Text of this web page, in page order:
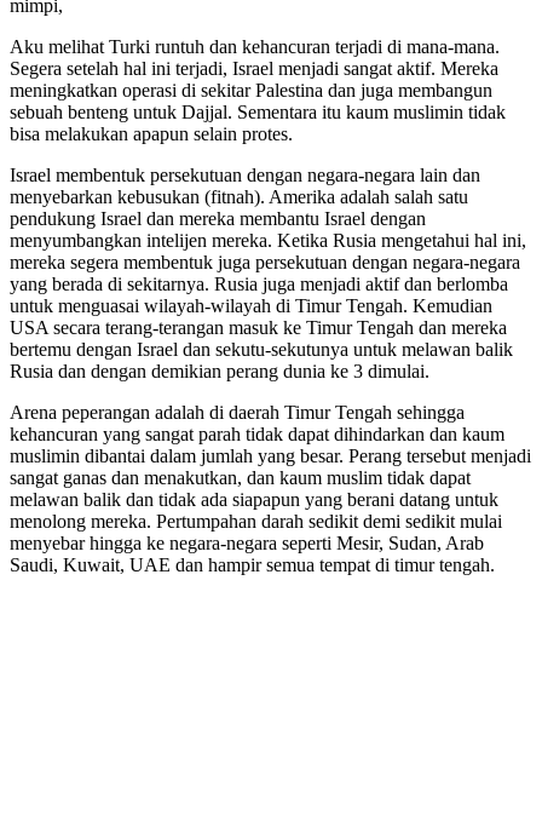
mimpi,
Aku melihat Turki runtuh dan kehancuran terjadi di mana-mana.
Segera setelah hal ini terjadi, Israel menjadi sangat aktif. Mereka
meningkatkan operasi di sekitar Palestina dan juga membangun
sebuah benteng untuk Dajjal. Sementara itu kaum muslimin tidak
bisa melakukan apapun selain protes.
Israel membentuk persekutuan dengan negara-negara lain dan
menyebarkan kebusukan (fitnah). Amerika adalah salah satu
pendukung Israel dan mereka membantu Israel dengan
menyumbangkan intelijen mereka. Ketika Rusia mengetahui hal ini,
mereka segera membentuk juga persekutuan dengan negara-negara
yang berada di sekitarnya. Rusia juga menjadi aktif dan berlomba
untuk menguasai wilayah-wilayah di Timur Tengah. Kemudian
USA secara terang-terangan masuk ke Timur Tengah dan mereka
bertemu dengan Israel dan sekutu-sekutunya untuk melawan balik
Rusia dan dengan demikian perang dunia ke 3 dimulai.
Arena peperangan adalah di daerah Timur Tengah sehingga
kehancuran yang sangat parah tidak dapat dihindarkan dan kaum
muslimin dibantai dalam jumlah yang besar. Perang tersebut menjadi
sangat ganas dan menakutkan, dan kaum muslim tidak dapat
melawan balik dan tidak ada siapapun yang berani datang untuk
menolong mereka. Pertumpahan darah sedikit demi sedikit mulai
menyebar hingga ke negara-negara seperti Mesir, Sudan, Arab
Saudi, Kuwait, UAE dan hampir semua tempat di timur tengah.